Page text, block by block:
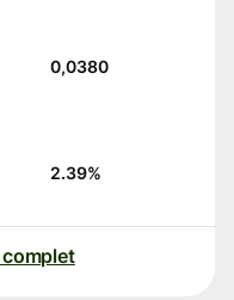
0,0380
2.39%